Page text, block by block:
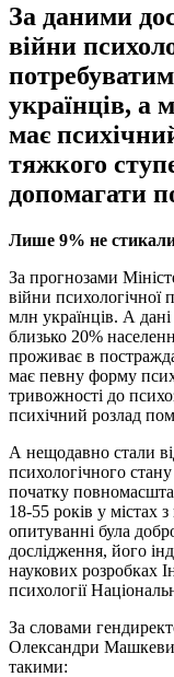
За даними
війни
українців, а
має
тяжкого
допомагати
Лише 9% не
За прогнозами
війни
млн українців. А
близько 20%
проживає в
має певну форму
тривожності до
психічний розлад
А нещодавно стали
психологічного
початку
18-55 років у містах
опитуванні була
дослідження, його
наукових розробках
психології
За словами
Олександри
такими: